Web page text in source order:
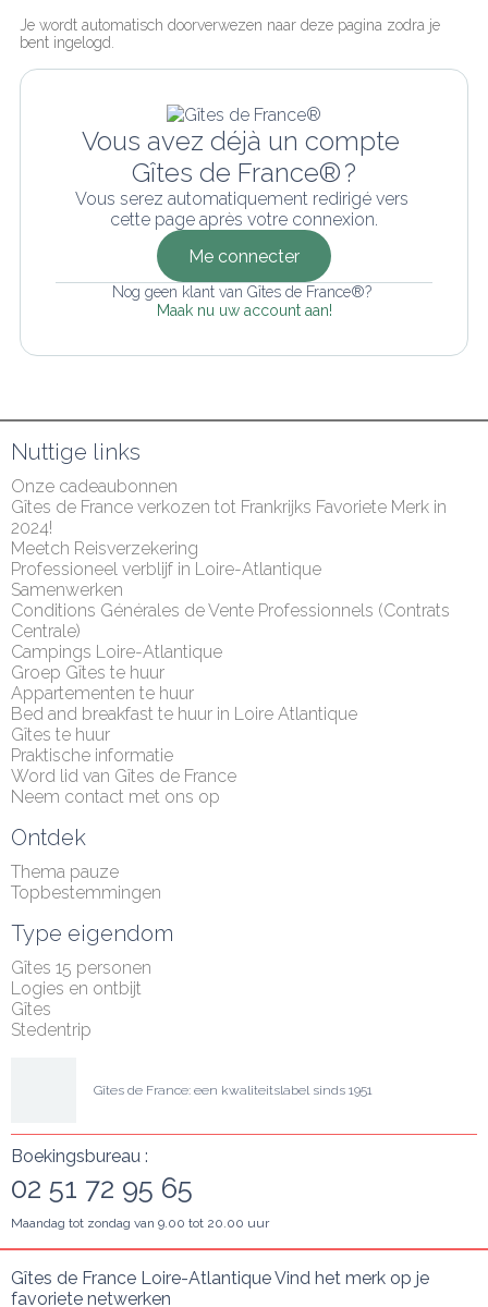
Je wordt automatisch doorverwezen naar deze pagina zodra je
bent ingelogd.
Vous avez déjà un compte
Gîtes de France® ?
Vous serez automatiquement redirigé vers
cette page après votre connexion.
Me connecter
Nog geen klant van Gîtes de France®?
Maak nu uw account aan!
Nuttige links
Onze cadeaubonnen
Gîtes de France verkozen tot Frankrijks Favoriete Merk in
2024!
Meetch Reisverzekering
Professioneel verblijf in Loire-Atlantique
Samenwerken
Conditions Générales de Vente Professionnels (Contrats
Centrale)
Campings Loire-Atlantique
Groep Gîtes te huur
Appartementen te huur
Bed and breakfast te huur in Loire Atlantique
Gîtes te huur
Praktische informatie
Word lid van Gîtes de France
Neem contact met ons op
Ontdek
Thema pauze
Topbestemmingen
Type eigendom
Gîtes 15 personen
Logies en ontbijt
Gîtes
Stedentrip
Gîtes de France: een kwaliteitslabel sinds 1951
Boekingsbureau :
02 51 72 95 65
Maandag tot zondag van 9.00 tot 20.00 uur
Gîtes de France Loire-Atlantique Vind het merk op je
favoriete netwerken